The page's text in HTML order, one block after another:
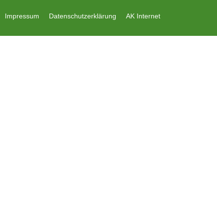
Impressum Datenschutzerklärung AK Internet